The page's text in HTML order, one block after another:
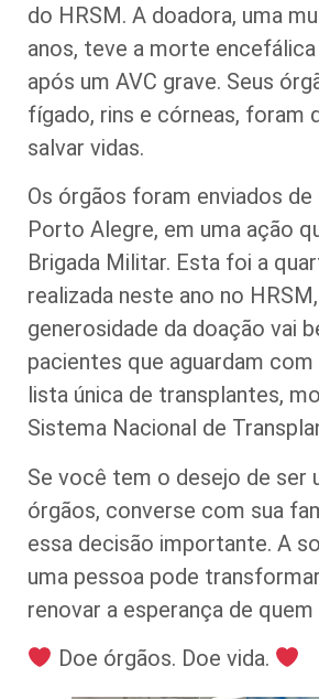
do HRSM. A doadora, uma
anos, teve a morte
após um AVC grave. Seus
fígado, rins e córneas, foram
salvar vidas.
Os órgãos foram enviados de
Porto Alegre, em uma ação
Brigada Militar. Esta foi a
realizada neste ano no
generosidade da doação vai
pacientes que aguardam com
lista única de transplantes,
Sistema Nacional de
Se você tem o desejo de ser
órgãos, converse com sua
essa decisão importante. A
uma pessoa pode
renovar a esperança de
Doe órgãos. Doe vida.